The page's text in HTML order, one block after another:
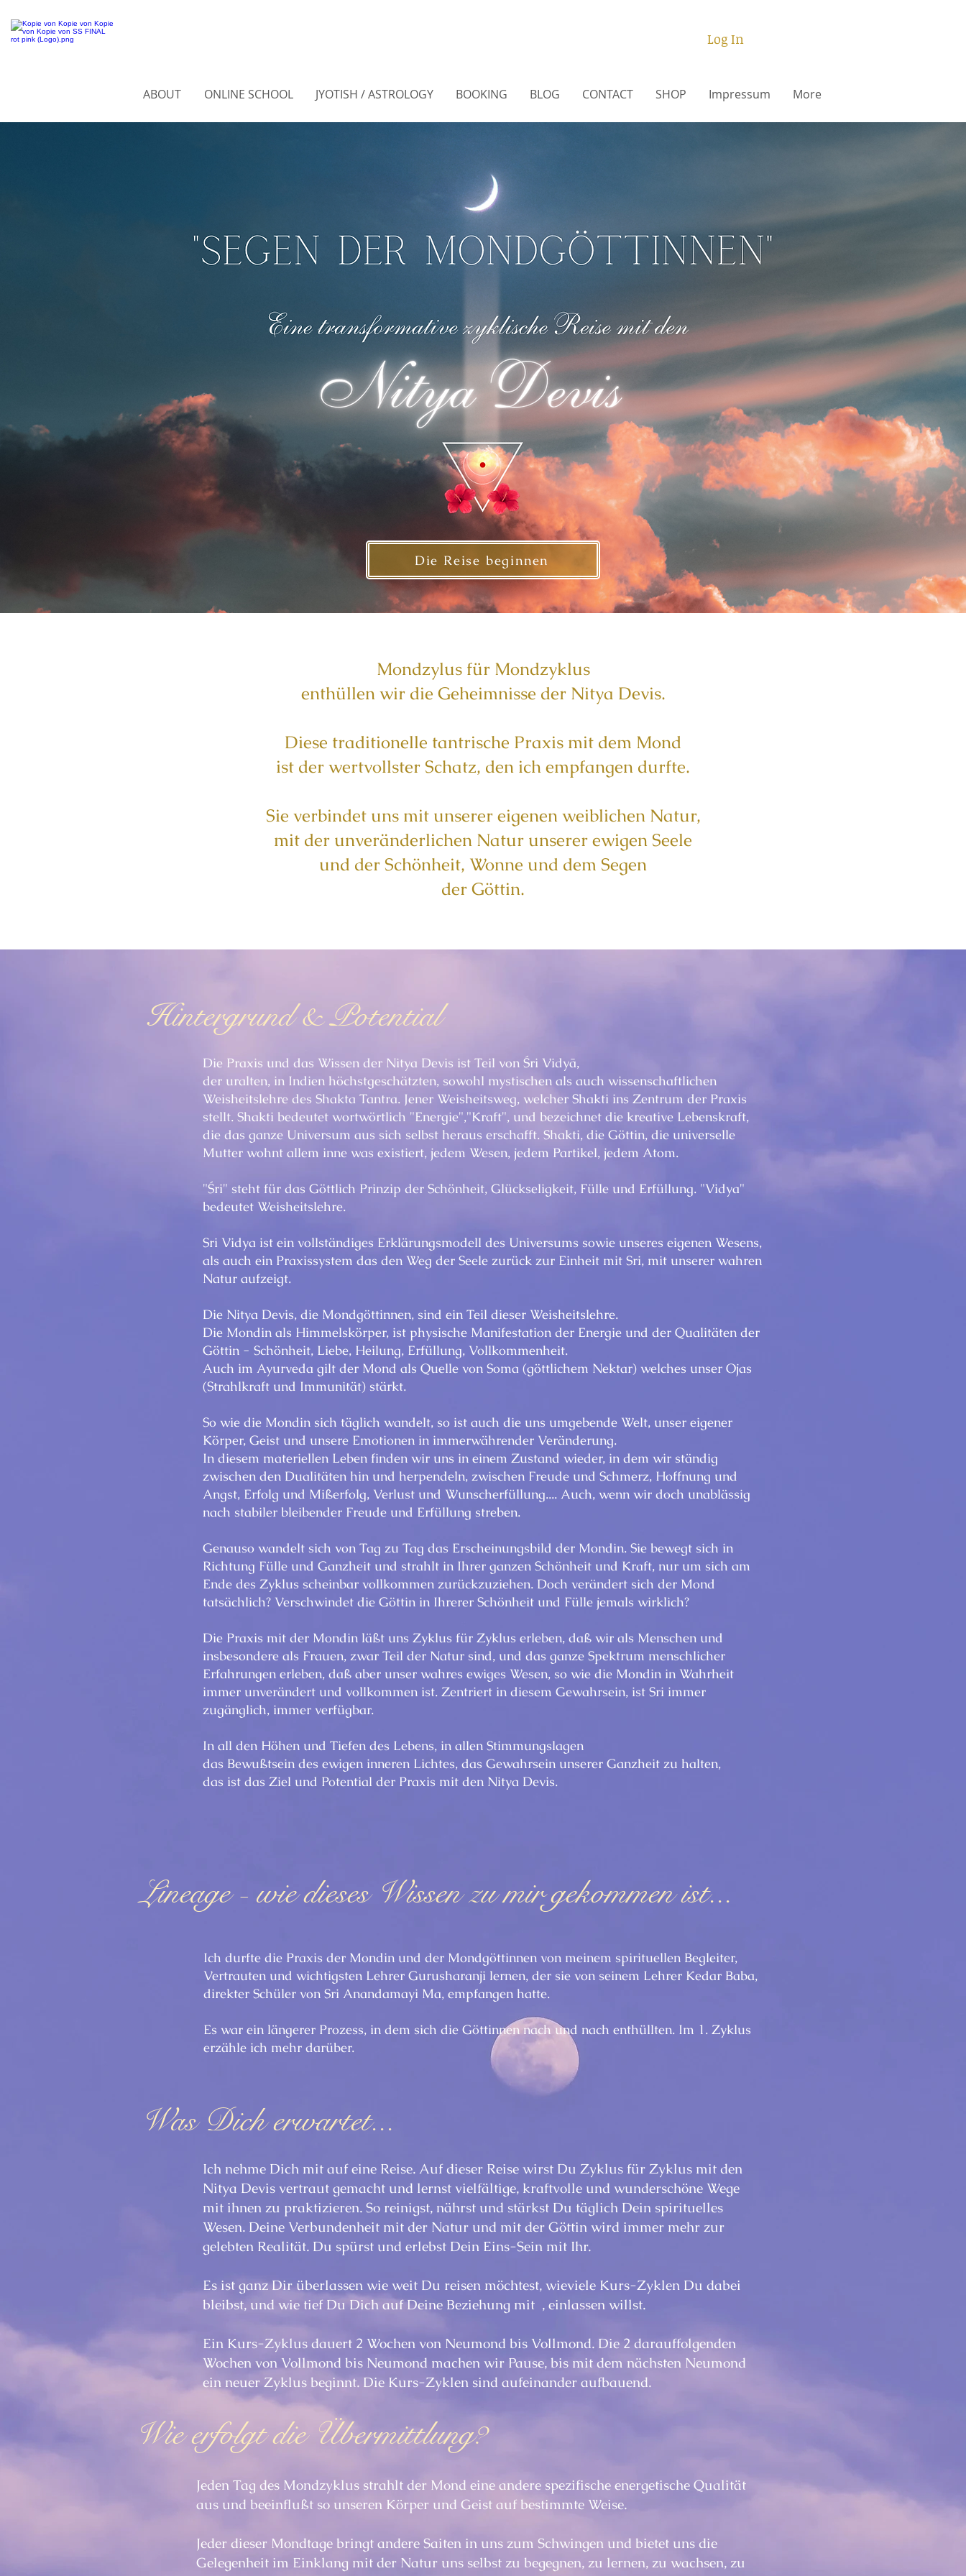
Log In
ABOUT ONLINE SCHOOL JYOTISH / ASTROLOGY BOOKING BLOG CONTACT SHOP Impressum More
Die Reise beginnen
Mondzylus für Mondzyklus
enthüllen wir die Geheimnisse der Nitya Devis.
Diese traditionelle tantrische Praxis mit dem Mond
ist der wertvollster Schatz, den ich empfangen durfte.
Sie verbindet uns mit unserer eigenen weiblichen Natur,
mit der unveränderlichen Natur unserer ewigen Seele
und der Schönheit, Wonne und dem Segen
der Göttin.
Hintergrund & Potential
Die Praxis und das Wissen der Nitya Devis ist Teil von Śri Vidyā,
der uralten, in Indien höchstgeschätzten, sowohl mystischen als auch wissenschaftlichen
Weisheitslehre des Shakta Tantra. Jener Weisheitsweg, welcher Shakti ins Zentrum der Praxis
stellt. Shakti bedeutet wortwörtlich "Energie","Kraft", und bezeichnet die kreative Lebenskraft,
die das ganze Universum aus sich selbst heraus erschafft. Shakti, die Göttin, die universelle
Mutter wohnt allem inne was existiert, jedem Wesen, jedem Partikel, jedem Atom.
"Śri" steht für das Göttlich Prinzip der Schönheit, Glückseligkeit, Fülle und Erfüllung. "Vidya"
bedeutet Weisheitslehre.
Sri Vidya ist ein vollständiges Erklärungsmodell des Universums sowie unseres eigenen Wesens,
als auch ein Praxissystem das den Weg der Seele zurück zur Einheit mit Sri, mit unserer wahren
Natur aufzeigt.
Die Nitya Devis, die Mondgöttinnen, sind ein Teil dieser Weisheitslehre.
Die Mondin als Himmelskörper, ist physische Manifestation der Energie und der Qualitäten der
Göttin - Schönheit, Liebe, Heilung, Erfüllung, Vollkommenheit.
Auch im Ayurveda gilt der Mond als Quelle von Soma (göttlichem Nektar) welches unser Ojas
(Strahlkraft und Immunität) stärkt.
So wie die Mondin sich täglich wandelt, so ist auch die uns umgebende Welt, unser eigener
Körper, Geist und unsere Emotionen in immerwährender Veränderung.
In diesem materiellen Leben finden wir uns in einem Zustand wieder, in dem wir ständig
zwischen den Dualitäten hin und herpendeln, zwischen Freude und Schmerz, Hoffnung und
Angst, Erfolg und Mißerfolg, Verlust und Wunscherfüllung.... Auch, wenn wir doch unablässig
nach stabiler bleibender Freude und Erfüllung streben.
Genauso wandelt sich von Tag zu Tag das Erscheinungsbild der Mondin. Sie bewegt sich in
Richtung Fülle und Ganzheit und strahlt in Ihrer ganzen Schönheit und Kraft, nur um sich am
Ende des Zyklus scheinbar vollkommen zurückzuziehen. Doch verändert sich der Mond
tatsächlich? Verschwindet die Göttin in Ihrerer Schönheit und Fülle jemals wirklich?
Die Praxis mit der Mondin läßt uns Zyklus für Zyklus erleben, daß wir als Menschen und
insbesondere als Frauen, zwar Teil der Natur sind, und das ganze Spektrum menschlicher
Erfahrungen erleben, daß aber unser wahres ewiges Wesen, so wie die Mondin in Wahrheit
immer unverändert und vollkommen ist. Zentriert in diesem Gewahrsein, ist Sri immer
zugänglich, immer verfügbar.
In all den Höhen und Tiefen des Lebens, in allen Stimmungslagen
das Bewußtsein des ewigen inneren Lichtes, das Gewahrsein unserer Ganzheit zu halten,
das ist das Ziel und Potential der Praxis mit den Nitya Devis.
Lineage - wie dieses Wissen zu mir gekommen ist...
Ich durfte die Praxis der Mondin und der Mondgöttinnen von meinem spirituellen Begleiter,
Vertrauten und wichtigsten Lehrer Gurusharanji lernen, der sie von seinem Lehrer Kedar Baba,
direkter Schüler von Sri Anandamayi Ma, empfangen hatte.
Es war ein längerer Prozess, in dem sich die Göttinnen nach und nach enthüllten. Im 1. Zyklus
erzähle ich mehr darüber.
Was Dich erwartet...
Ich nehme Dich mit auf eine Reise. Auf dieser Reise wirst Du Zyklus für Zyklus mit den
Nitya Devis vertraut gemacht und lernst vielfältige, kraftvolle und wunderschöne Wege
mit ihnen zu praktizieren. So reinigst, nährst und stärkst Du täglich Dein spirituelles
Wesen. Deine Verbundenheit mit der Natur und mit der Göttin wird immer mehr zur
gelebten Realität. Du spürst und erlebst Dein Eins-Sein mit Ihr.
Es ist ganz Dir überlassen wie weit Du reisen möchtest, wieviele Kurs-Zyklen Du dabei
bleibst, und wie tief Du Dich auf Deine Beziehung mit , einlassen willst.
Ein Kurs-Zyklus dauert 2 Wochen von Neumond bis Vollmond. Die 2 darauffolgenden
Wochen von Vollmond bis Neumond machen wir Pause, bis mit dem nächsten Neumond
ein neuer Zyklus beginnt. Die Kurs-Zyklen sind aufeinander aufbauend.
Wie erfolgt die Übermittlung?
Jeden Tag des Mondzyklus strahlt der Mond eine andere spezifische energetische Qualität
aus und beeinflußt so unseren Körper und Geist auf bestimmte Weise.
Jeder dieser Mondtage bringt andere Saiten in uns zum Schwingen und bietet uns die
Gelegenheit im Einklang mit der Natur uns selbst zu begegnen, zu lernen, zu wachsen, zu